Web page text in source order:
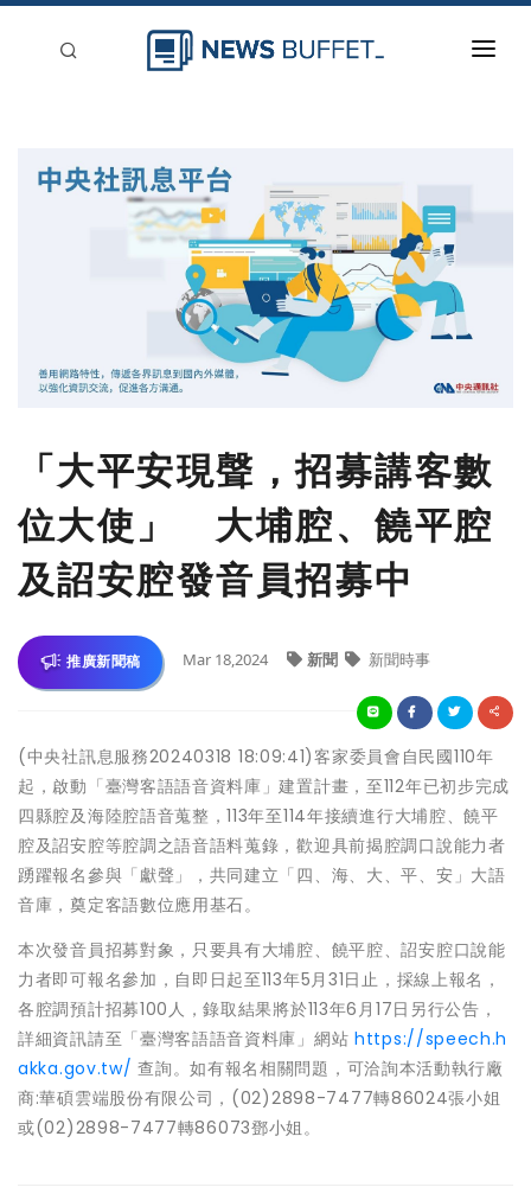
「大平安現聲，招募講客數
位大使」 大埔腔、饒平腔
及詔安腔發音員招募中
推廣新聞稿 Mar 18,2024 新聞 新聞時事
(中央社訊息服務20240318 18:09:41)客家委員會自民國110年
起，啟動「臺灣客語語音資料庫」建置計畫，至112年已初步完成
四縣腔及海陸腔語音蒐整，113年至114年接續進行大埔腔、饒平
腔及詔安腔等腔調之語音語料蒐錄，歡迎具前揭腔調口說能力者
踴躍報名參與「獻聲」，共同建立「四、海、大、平、安」大語
音庫，奠定客語數位應用基石。
本次發音員招募對象，只要具有大埔腔、饒平腔、詔安腔口說能
力者即可報名參加，自即日起至113年5月31日止，採線上報名，
各腔調預計招募100人，錄取結果將於113年6月17日另行公告，
詳細資訊請至「臺灣客語語音資料庫」網站 https://speech.h
akka.gov.tw/ 查詢。如有報名相關問題，可洽詢本活動執行廠
商:華碩雲端股份有限公司，(02)2898-7477轉86024張小姐
或(02)2898-7477轉86073鄧小姐。